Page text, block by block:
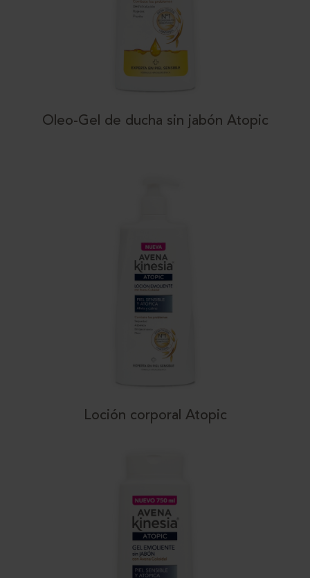
Oleo-Gel de ducha sin jabón Atopic
Loción corporal Atopic